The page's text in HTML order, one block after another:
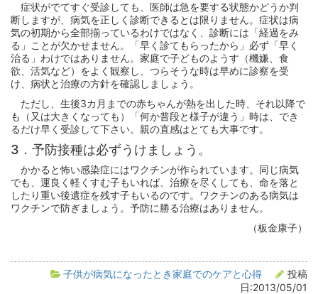
症状がでてすぐ受診しても、医師は急を要する状態かどうか判
断しますが、病気を正しく診断できるとは限りません。症状は病
気の初期から全部揃っているわけではなく、診断には「経過をみ
る」ことが欠かせません。「早く診てもらったから」必ず「早く
治る」わけではありません。家庭で子どものようす（機嫌、食
欲、活気など）をよく観察し、つらそうな時は早めに診察を受
け、病状と治療の方針を確認しましょう。
ただし、生後3カ月までの赤ちゃんが熱を出した時、それ以降で
も（又は大きくなっても）「何か普段と様子が違う」時は、でき
るだけ早く受診して下さい。親の直感はとても大事です。
3．予防接種は必ずうけましょう。
かかると怖い感染症にはワクチンが作られています。同じ病気
でも、運良く軽くすむ子もいれば、治療を尽くしても、命を落と
したり重い後遺症を残す子もいるのです。ワクチンのある病気は
ワクチンで防ぎましょう。予防に勝る治療はありません。
（板金康子）
子供が病気になったとき家庭でのケアと心得
投稿
日:2013/05/01